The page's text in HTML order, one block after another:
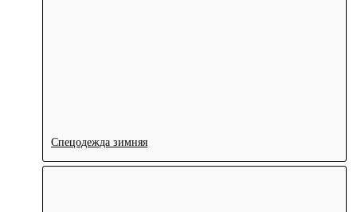
Спецодежда зимняя